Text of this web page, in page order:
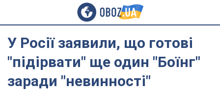
У Росії заявили, що готові
"підірвати" ще один "Боїнг"
заради "невинності"